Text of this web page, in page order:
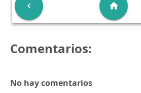
 home
Comentarios:
No hay comentarios